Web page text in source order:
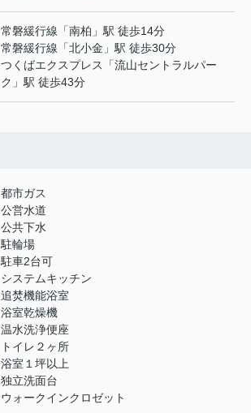
常磐緩行線 「南柏 」駅 徒歩14分
常磐緩行線 「北小金 」駅 徒歩30分
つくばエクスプレス
「流山セントラルパー
ク 」駅 徒歩43分
都市ガス
公営水道
公共下水
駐輪場
駐車2台可
システムキッチン
追焚機能浴室
浴室乾燥機
温水洗浄便座
トイレ２ヶ所
浴室１坪以上
独立洗面台
ウォークインクロゼット